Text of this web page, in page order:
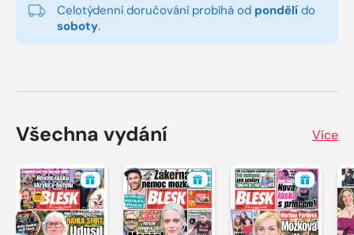
Celotýdenní doručování probíhá od pondělí do
soboty.
Všechna vydání Více